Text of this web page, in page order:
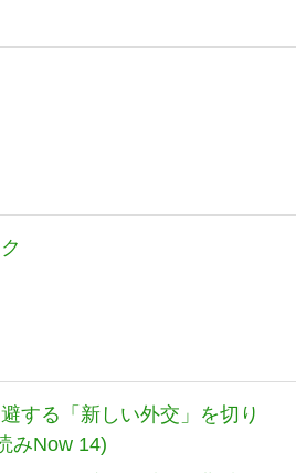
する「新しい外交」を切り
みNow 14)